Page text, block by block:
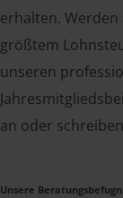
erhalten. Werden
größtem
unseren
an oder
Unsere